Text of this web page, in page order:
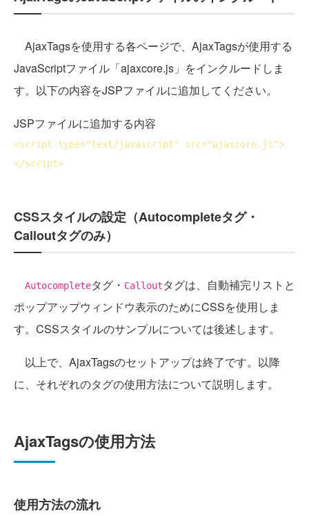
AjaxTagsを使用する各ページで、AjaxTagsが使用する
JavaScriptファイル「ajaxcore.js」をインクルードしま
す。以下の内容をJSPファイルに追加してください。
JSPファイルに追加する内容
<script type="text/javascript" src="ajaxcore.js">
</script>
CSSスタイルの設定（Autocompleteタグ・
Calloutタグのみ）
Autocompleteタグ・ Calloutタグは、自動補完リストと
ポップアップウィンドウ表示のためにCSSを使用しま
す。CSSスタイルのサンプルについては後述します。
以上で、AjaxTagsのセットアップは終了です。以降
に、それぞれのタグの使用方法について説明します。
AjaxTagsの使用方法
使用方法の流れ